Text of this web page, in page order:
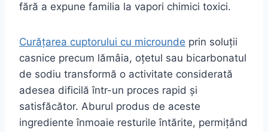
fără a expune familia la vapori chimici toxici.
Curățarea cuptorului cu microunde prin soluții
casnice precum lămâia, oțetul sau bicarbonatul
de sodiu transformă o activitate considerată
adesea dificilă într-un proces rapid și
satisfăcător. Aburul produs de aceste
ingrediente înmoaie resturile întărite, permițând